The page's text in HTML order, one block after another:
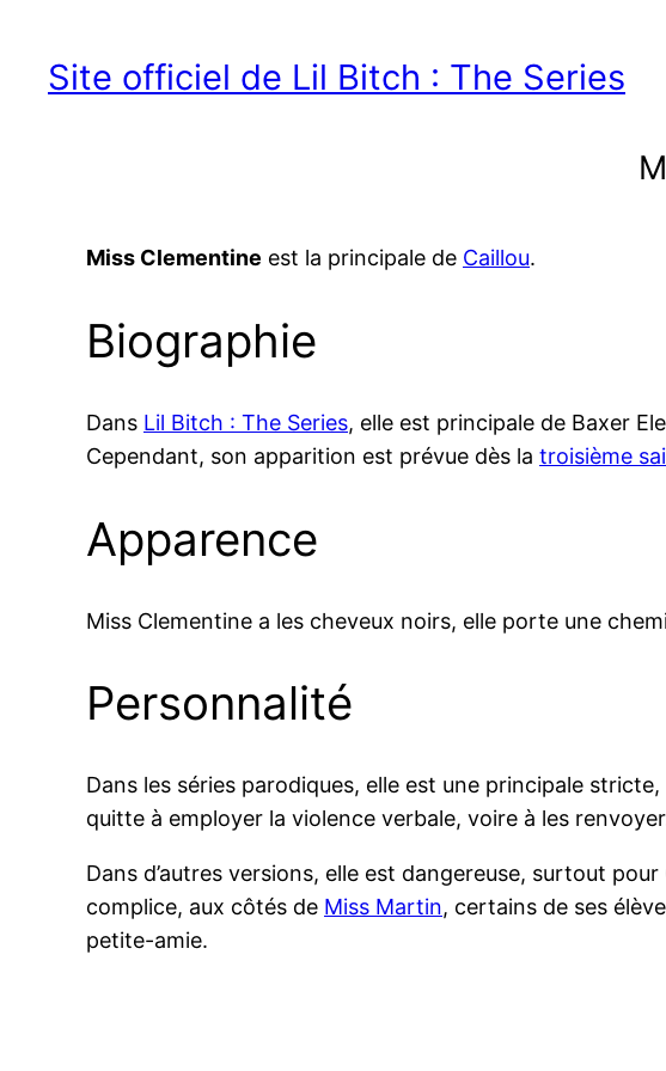
Site officiel de Lil Bitch : The Series
Miss Clementine est la principale de Caillou.
Biographie
Dans Lil Bitch : The Series, elle est principale de Baxer
Cependant, son apparition est prévue dès la troisième
Apparence
Miss Clementine a les cheveux noirs, elle porte une
Personnalité
Dans les séries parodiques, elle est une principale
quitte à employer la violence verbale, voire à les
Dans d’autres versions, elle est dangereuse, surtout
complice, aux côtés de Miss Martin, certains de ses
petite-amie.